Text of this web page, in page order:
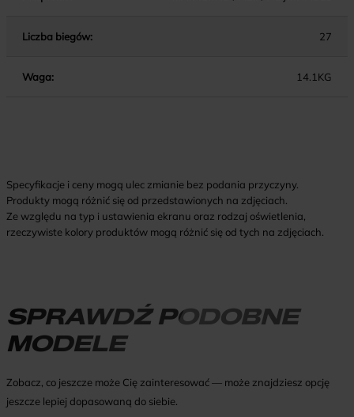
Liczba biegów: 27
Waga: 14.1KG
Specyfikacje i ceny mogą ulec zmianie bez podania przyczyny.
Produkty mogą różnić się od przedstawionych na zdjęciach.
Ze względu na typ i ustawienia ekranu oraz rodzaj oświetlenia,
rzeczywiste kolory produktów mogą różnić się od tych na zdjęciach.
SPRAWDŹ PODOBNE
MODELE
Zobacz, co jeszcze może Cię zainteresować — może znajdziesz opcję
jeszcze lepiej dopasowaną do siebie.